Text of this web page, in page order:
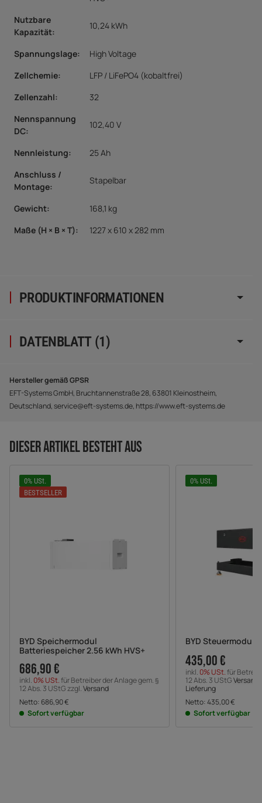
PRODUKTINFORMATIONEN
Nutzbare
Kapazität:
10,24 kWh
Spannungslage:
High Voltage
Zellchemie:
LFP / LiFePO4 (kobaltfrei)
Zellenzahl:
32
Nennspannung
DC:
102,40 V
Nennleistung:
25 Ah
Anschluss /
Montage:
Stapelbar
Gewicht:
168,1 kg
Maße (H × B × T): 1227 x 610 x 282 mm
DATENBLATT (1)
Hersteller gemäß GPSR
EFT-Systems GmbH, Bruchtannenstraße 28, 63801 Kleinostheim,
Deutschland, service@eft-systems.de, https://www.eft-systems.de
DIESER ARTIKEL BESTEHT AUS
0% USt.
BESTSELLER
BYD Speichermodul
Batteriespeicher 2.56 kWh HVS+
686,90 €
inkl. 0% USt.für Betreiber der Anlage gem. §
12 Abs. 3 UStG zzgl.Versand
Netto: 686,90€
Sofort verfügbar
0% USt.
BYD Steuermodul
435,00 €
inkl. 0% USt.für
12 Abs. 3 UStG
Lieferung
Netto:435,00€
Sofort verfügbar